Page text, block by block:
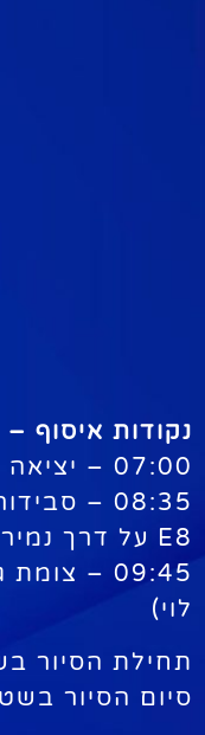
נקודות איסוף –
07:00 – יציאה מחיפה מרכז הקונגרסים
E8 על דרך נמיר
09:45 –
לוי)
תחילת הסיור
סיום הסיור בשטח –